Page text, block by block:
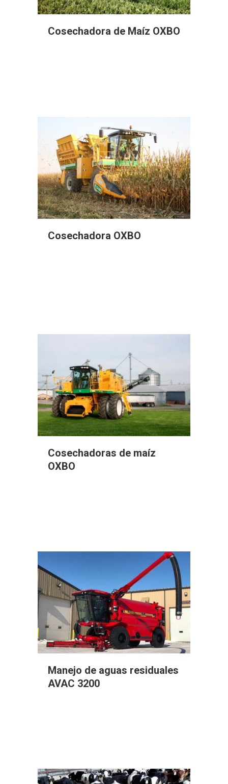
Cosechadora de Maíz OXBO
Cosechadora OXBO
Cosechadoras de maíz
OXBO
Manejo de aguas residuales
AVAC 3200